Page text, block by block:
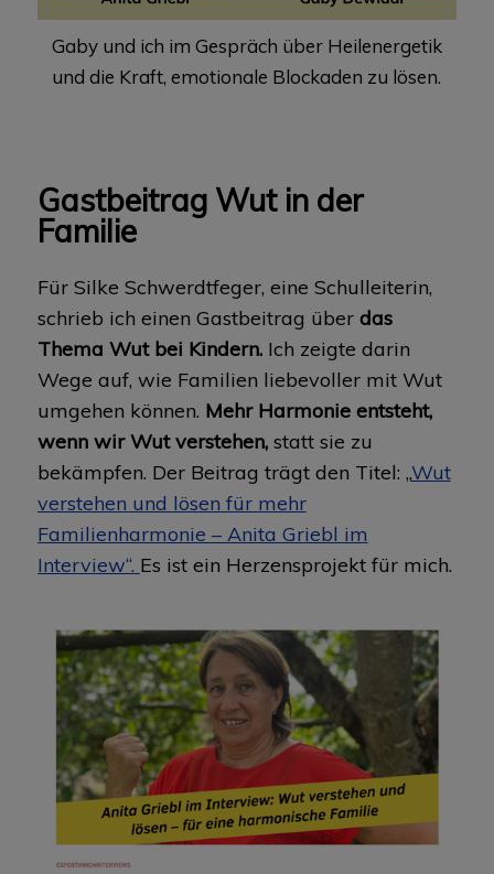
Gaby und ich im Gespräch über Heilenergetik
und die Kraft, emotionale Blockaden zu lösen.
Gastbeitrag Wut in der
Familie
Für Silke Schwerdtfeger, eine Schulleiterin,
schrieb ich einen Gastbeitrag über das
Thema Wut bei Kindern.Ich zeigte darin
Wege auf, wie Familien liebevoller mit Wut
umgehen können. Mehr Harmonie entsteht,
wenn wir Wut verstehen, statt sie zu
bekämpfen. Der Beitrag trägt den Titel: „Wut
verstehen und lösen für mehr
Familienharmonie – Anita Griebl im
Interview“. Es ist ein Herzensprojekt für mich.